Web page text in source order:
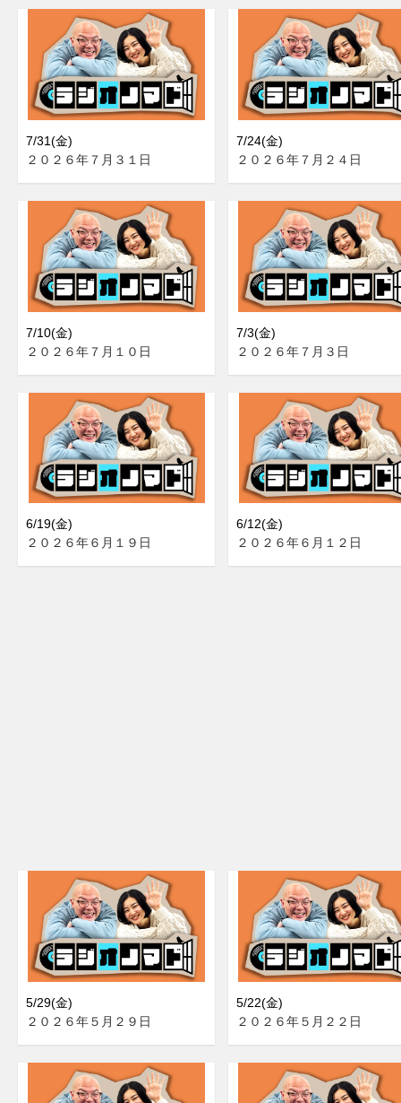
7/31(金)
２０２６年７月３１日
7/24(金)
２０２６年７月２４日
7/10(金)
２０２６年７月１０日
7/3(金)
２０２６年７月３日
6/19(金)
２０２６年６月１９日
6/12(金)
２０２６年６月１２日
5/29(金)
２０２６年５月２９日
5/22(金)
２０２６年５月２２日